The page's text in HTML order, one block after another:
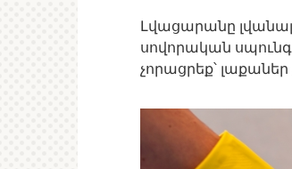
Լվացարանը
սովորական սպունգ
չորացրեք՝